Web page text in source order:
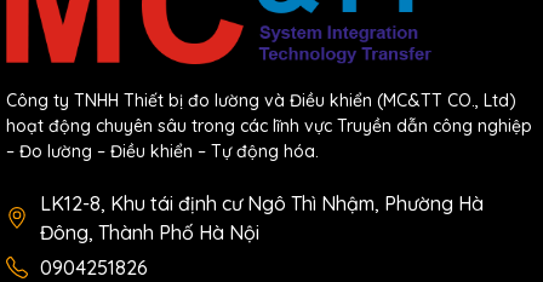
Công ty TNHH Thiết bị đo lường và Điều khiển (MC&TT CO., Ltd)
hoạt động chuyên sâu trong các lĩnh vực Truyền dẫn công nghiệp
– Đo lường – Điều khiển – Tự động hóa.
LK12-8, Khu tái định cư Ngô Thì Nhậm, Phường Hà
Đông, Thành Phố Hà Nội
0904251826